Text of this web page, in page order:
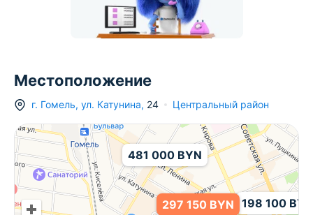
Местоположение
г. Гомель, ул. Катунина, 24 Центральный район
198 100 BYN
481 000 BYN
205 702 BYN
297 150 BYN